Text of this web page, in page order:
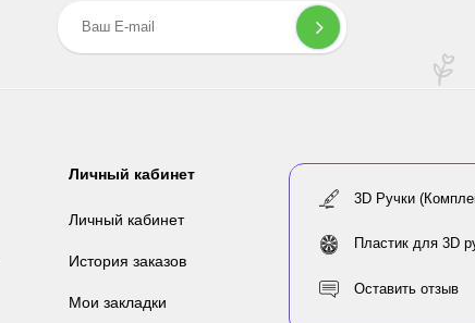
Личный кабинет
Личный кабинет
История заказов
Мои закладки
3D Ручки
Пластик для 3D
Оставить отзыв